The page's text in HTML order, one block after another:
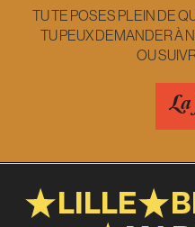
TU TE POSES PLEIN DE
TU PEUX DEMANDER À
OU
LILLE